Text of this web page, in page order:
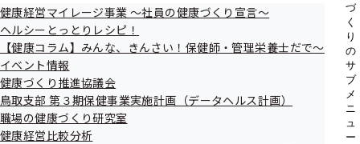
づ
く
り
の
サ
ブ
メ
ニ
ュ
ー
健康経営マイレージ事業 ～社員の健康づくり宣言～
ヘルシーとっとりレシピ！
【健康コラム】みんな、きんさい！保健師・管理栄養士だで～
イベント情報
健康づくり推進協議会
鳥取支部 第３期保健事業実施計画（データヘルス計画）
職場の健康づくり研究室
健康経営比較分析
対象者